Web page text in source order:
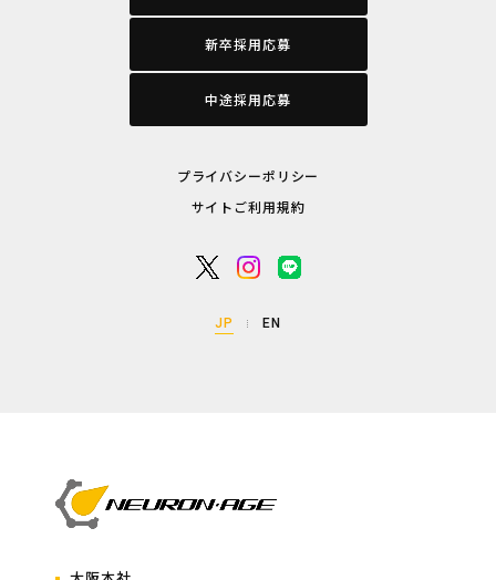
新卒採用応募
中途採用応募
プライバシーポリシー
サイトご利用規約
JP EN